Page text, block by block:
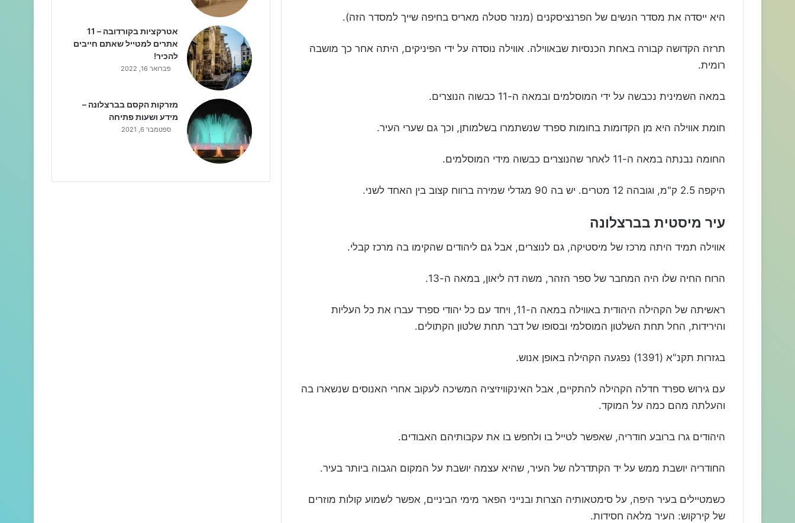
היא ייסדה את מסדר הנשים של הפרנציסקנים (מנזר סטלה מאריס בחיפה שייך למסדר הזה).
תרזה הקדושה קבורה באחת הכנסיות שבאווילה. אווילה נוסדה על ידי הפיניקים, היתה אחר כך מושבה
רומית.
במאה השמינית נכבשה על ידי המוסלמים ובמאה ה-11 כבשוה הנוצרים.
חומת אווילה היא מן הקדומות בחומות ספרד שנשתמרו בשלמותן, וכך גם שערי העיר.
החומה נבנתה במאה ה-11 לאחר שהנוצרים כבשוה מידי המוסלמים.
היקפה 2.5 ק"מ, וגובהה 12 מטרים. יש בה 90 מגדלי שמירה ברווח קצוב בין האחד לשני.
עיר מיסטית בברצלונה
אווילה תמיד היתה מרכז של מיסטיקה, גם לנוצרים, אבל גם ליהודים שהקימו בה מרכז קבלי.
הרוח החיה שלו היה המחבר של ספר הזהר, משה דה ליאון, במאה ה-13.
ראשיתה של הקהילה היהודית באווילה במאה ה-11, ויחד עם כל יהודי ספרד עברו את כל העליות
והירידות, החל תחת השלטון המוסלמי ובסופו של דבר תחת שלטון הקתולים.
בגזרות תקנ"א (1391) נפגעה הקהילה באופן אנוש.
עם גירוש ספרד חדלה הקהילה להתקיים, אבל האינקוויזיציה המשיכה לעקוב אחרי האנוסים שנשארו בה
והעלתה מהם כמה על המוקד.
היהודים גרו ברובע חודריה, שאפשר לטייל בו ולחפש בו את עקבותיהם האבודים.
החודריה יושבת ממש על יד הקתדרלה של העיר, שהיא עצמה יושבת על המקום הגבוה ביותר בעיר.
כשמטיילים בעיר היפה, על סימטאותיה הצרות ובנייני הפאר מימי הביניים, אפשר לשמוע קולות מוזרים
של קירקוש: העיר מלאה חסידות.
אטרקציות בקורדובה – 11
אתרים למטייל שאתם חייבים
להכיר!
פברואר 16, 2022
מזרקות הקסם בברצלונה –
מידע ושעות פתיחה
ספטמבר 6, 2021